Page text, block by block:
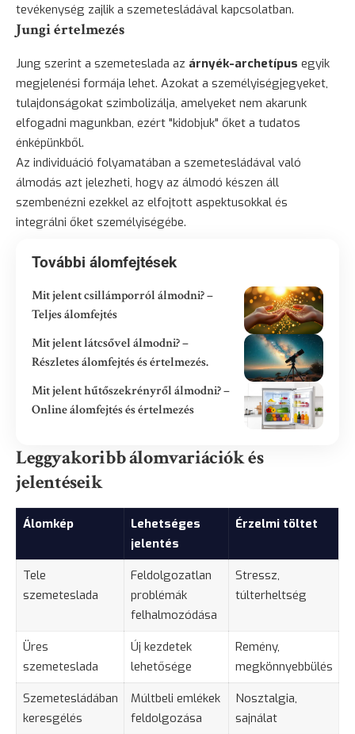
tevékenység zajlik a szemetesládával kapcsolatban.
Jungi értelmezés
Jung szerint a szemeteslada az árnyék-archetípus egyik
megjelenési formája lehet. Azokat a személyiségjegyeket,
tulajdonságokat szimbolizálja, amelyeket nem akarunk
elfogadni magunkban, ezért "kidobjuk" őket a tudatos
énképünkből.
Az individuáció folyamatában a szemetesládával való
álmodás azt jelezheti, hogy az álmodó készen áll
szembenézni ezekkel az elfojtott aspektusokkal és
integrálni őket személyiségébe.
További álomfejtések
Mit jelent csillámporról álmodni? –
Teljes álomfejtés
Mit jelent látcsővel álmodni? –
Részletes álomfejtés és értelmezés.
Mit jelent hűtőszekrényről álmodni? –
Online álomfejtés és értelmezés
Leggyakoribb álomvariációk és
jelentéseik
Álomkép
Lehetséges
jelentés
Érzelmi töltet
Tele
szemeteslada
Feldolgozatlan
problémák
felhalmozódása
Stressz,
túlterheltség
Üres
szemeteslada
Új kezdetek
lehetősége
Remény,
megkönnyebbülés
Szemetesládában
keresgélés
Múltbeli emlékek
feldolgozása
Nosztalgia,
sajnálat